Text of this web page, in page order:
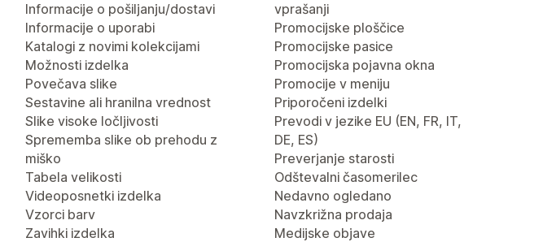
Informacije o pošiljanju/dostavi
Informacije o uporabi
Katalogi z novimi kolekcijami
Možnosti izdelka
Povečava slike
Sestavine ali hranilna vrednost
Slike visoke ločljivosti
Sprememba slike ob prehodu z
miško
Tabela velikosti
Videoposnetki izdelka
Vzorci barv
Zavihki izdelka
vprašanji
Promocijske ploščice
Promocijske pasice
Promocijska pojavna okna
Promocije v meniju
Priporočeni izdelki
Prevodi v jezike EU (EN, FR, IT,
DE, ES)
Preverjanje starosti
Odštevalni časomerilec
Nedavno ogledano
Navzkrižna prodaja
Medijske objave